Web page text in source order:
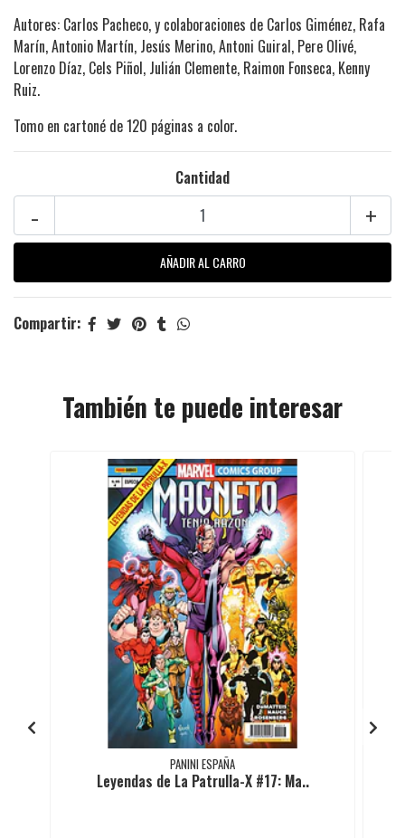
Autores: Carlos Pacheco, y colaboraciones de Carlos Giménez, Rafa
Marín, Antonio Martín, Jesús Merino, Antoni Guiral, Pere Olivé,
Lorenzo Díaz, Cels Piñol, Julián Clemente, Raimon Fonseca, Kenny
Ruiz.
Tomo en cartoné de 120 páginas a color.
Cantidad
+
-
Compartir:
También te puede interesar
PANINI ESPAÑA
Leyendas de La Patrulla-X #17: Ma..